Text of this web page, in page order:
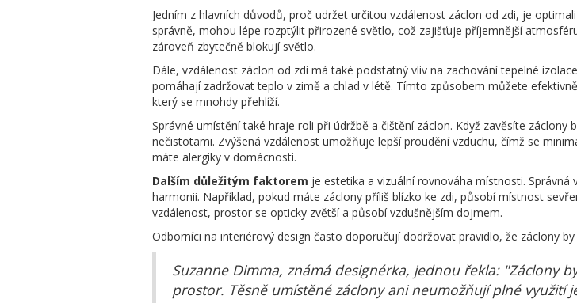
Jedním z hlavních důvodů, proč udržet určitou vzdálenost záclon od zdi, je
správně, mohou lépe rozptýlit přirozené světlo, což zajišťuje příjemnější
zároveň zbytečně blokují světlo.
Dále, vzdálenost záclon od zdi má také podstatný vliv na zachování tepelné
pomáhají zadržovat teplo v zimě a chlad v létě. Tímto způsobem můžete
který se mnohdy přehlíží.
Správné umístění také hraje roli při údržbě a čištění záclon. Když zavěsíte
nečistotami. Zvýšená vzdálenost umožňuje lepší proudění vzduchu, čímž se
máte alergiky v domácnosti.
Dalším důležitým faktorem je estetika a vizuální rovnováha místnosti.
harmonii. Například, pokud máte záclony příliš blízko ke zdi, působí místnost
vzdálenost, prostor se opticky zvětší a působí vzdušnějším dojmem.
Odborníci na interiérový design často doporučují dodržovat pravidlo, že záclony
Suzanne Dimma, známá designérka, jednou řekla: "Záclony
prostor. Těsně umístěné záclony ani neumožňují plné využití